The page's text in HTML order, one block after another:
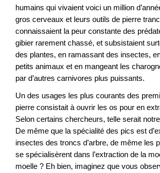
humains qui vivaient voici un million
gros cerveaux et leurs outils de pierre
connaissaient la peur constante des
gibier rarement chassé, et subsistaient
des plantes, en ramassant des insectes,
petits animaux et en mangeant les
par d’autres carnivores plus puissants.
Un des usages les plus courants des
pierre consistait à ouvrir les os pour en
Selon certains chercheurs, telle serait
De même que la spécialité des pics est
insectes des troncs d’arbre, de même les
se spécialisèrent dans l’extraction de la
moelle ? Eh bien, imaginez que vous